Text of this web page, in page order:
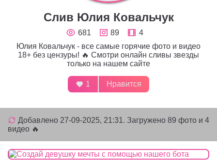
Слив Юлия Ковальчук
681 89
4
Юлия Ковальчук - все самые горячие фото и видео
18+ без цензуры! 🔥 Смотри онлайн сливы звезды
только на нашем сайте
1 Нравится
Добавлено 27-09-2025, 21:31. Загружено 89 фото и 4
видео 🔥